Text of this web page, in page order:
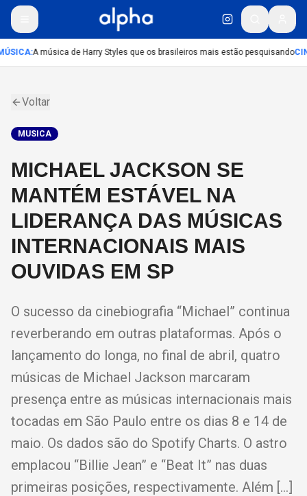
:A música de Harry Styles que os brasileiros mais estão pesquisando
Voltar
MUSICA
MICHAEL JACKSON SE
MANTÉM ESTÁVEL NA
LIDERANÇA DAS MÚSICAS
INTERNACIONAIS MAIS
OUVIDAS EM SP
O sucesso da cinebiografia “Michael” continua
reverberando em outras plataformas. Após o
lançamento do longa, no final de abril, quatro
músicas de Michael Jackson marcaram
presença entre as músicas internacionais mais
tocadas em São Paulo entre os dias 8 e 14 de
maio. Os dados são do Spotify Charts. O astro
emplacou “Billie Jean” e “Beat It” nas duas
primeiras posições, respectivamente. Além […]